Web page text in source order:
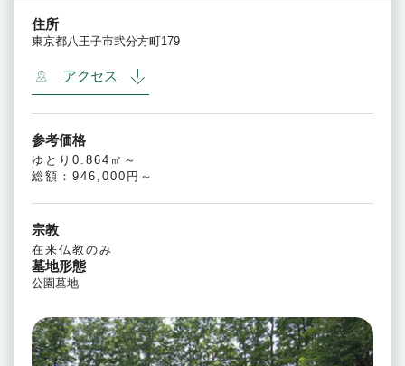
住所
東京都八王子市弐分方町179
アクセス
参考価格
ゆとり0.864㎡～
総額：946,000円～
宗教
在来仏教のみ
墓地形態
公園墓地